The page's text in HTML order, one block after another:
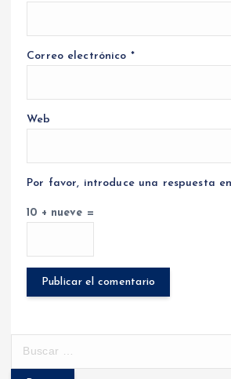
Correo electrónico *
Web
Por favor, introduce una respuesta
10 + nueve =